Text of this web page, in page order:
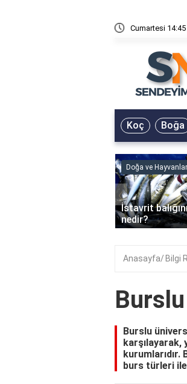
Cumartesi 14:45
Koç Boğa
Doğa ve Hayvanlar
İstavrit
nedir?
‹
Anasayfa Bilgi
Burslu
karşılayarak,
burs türleri